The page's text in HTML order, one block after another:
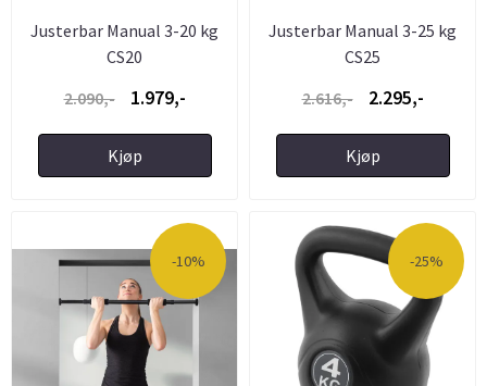
Justerbar Manual 3-20 kg
CS20
2.090,-
1.979,-
Kjøp
Justerbar Manual 3-25 kg
CS25
2.616,-
2.295,-
Kjøp
-10% -25%